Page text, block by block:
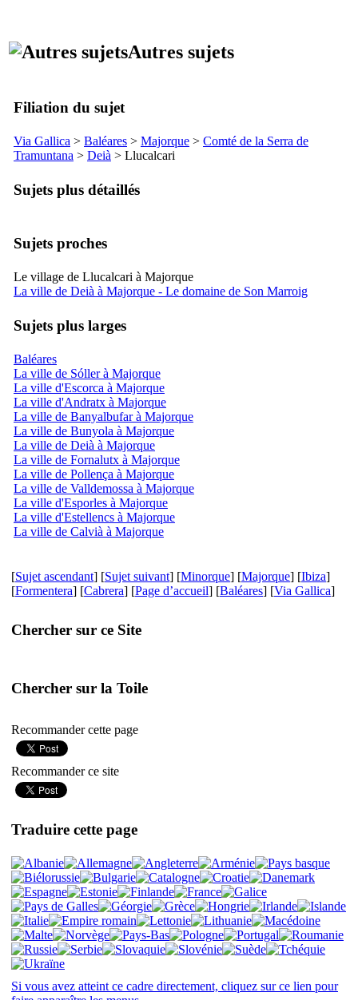
Autres sujets
Filiation du sujet
Via Gallica > Baléares > Majorque > Comté de la Serra de
Tramuntana > Deià > Llucalcari
Sujets plus détaillés
Sujets proches
Le village de Llucalcari à Majorque
La ville de Deià à Majorque - Le domaine de Son Marroig
Sujets plus larges
Baléares
La ville de Sóller à Majorque
La ville d'Escorca à Majorque
La ville d'Andratx à Majorque
La ville de Banyalbufar à Majorque
La ville de Bunyola à Majorque
La ville de Deià à Majorque
La ville de Fornalutx à Majorque
La ville de Pollença à Majorque
La ville de Valldemossa à Majorque
La ville d'Esporles à Majorque
La ville d'Estellencs à Majorque
La ville de Calvià à Majorque
[Sujet ascendant] [Sujet suivant] [Minorque] [Majorque] [Ibiza]
[Formentera] [Cabrera] [Page d’accueil] [Baléares] [Via Gallica]
Chercher sur ce Site
Chercher sur la Toile
Recommander cette page
Recommander ce site
Traduire cette page
Si vous avez atteint ce cadre directement, cliquez sur ce lien pour